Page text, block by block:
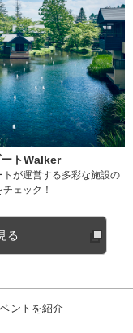
トWalker
トが運営する多彩な施設の
ェック！
る
ントを紹介